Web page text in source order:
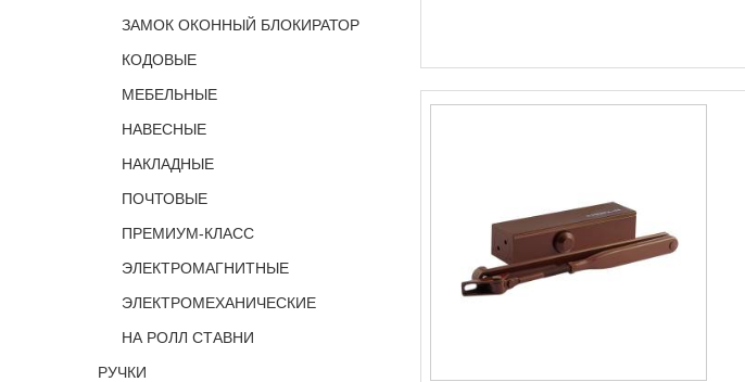
ЗАМОК ОКОННЫЙ БЛОКИРАТОР
КОДОВЫЕ
МЕБЕЛЬНЫЕ
НАВЕСНЫЕ
НАКЛАДНЫЕ
ПОЧТОВЫЕ
ПРЕМИУМ-КЛАСС
ЭЛЕКТРОМАГНИТНЫЕ
ЭЛЕКТРОМЕХАНИЧЕСКИЕ
НА РОЛЛ СТАВНИ
РУЧКИ